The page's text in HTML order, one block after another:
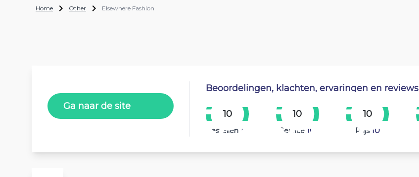
Home Other Elsewhere Fashion
Ga naar de site
Beoordelingen, klachten, ervaringen en reviews
10
Bestellen 10
10
Service 10
10
Prijs 10